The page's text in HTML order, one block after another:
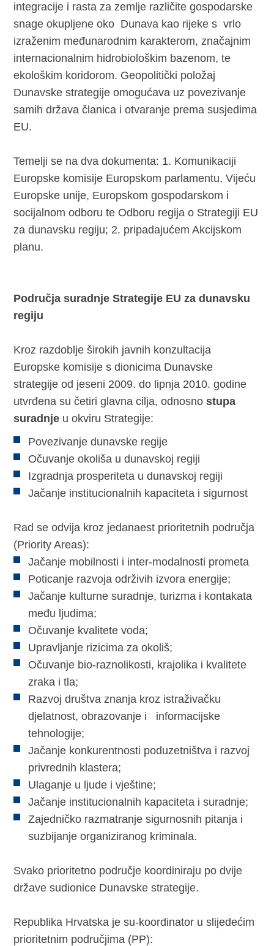
integracije i rasta za zemlje različite gospodarske
snage okupljene oko Dunava kao rijeke s vrlo
izraženim međunarodnim karakterom, značajnim
internacionalnim hidrobiološkim bazenom, te
ekološkim koridorom. Geopolitički položaj
Dunavske strategije omogućava uz povezivanje
samih država članica i otvaranje prema susjedima
EU.
Temelji se na dva dokumenta: 1. Komunikaciji
Europske komisije Europskom parlamentu, Vijeću
Europske unije, Europskom gospodarskom i
socijalnom odboru te Odboru regija o Strategiji EU
za dunavsku regiju; 2. pripadajućem Akcijskom
planu.
Područja suradnje Strategije EU za dunavsku
regiju
Kroz razdoblje širokih javnih konzultacija
Europske komisije s dionicima Dunavske
strategije od jeseni 2009. do lipnja 2010. godine
utvrđena su četiri glavna cilja, odnosnostupa
suradnje u okviru Strategije:
Povezivanje dunavske regije
Očuvanje okoliša u dunavskoj regiji
Izgradnja prosperiteta u dunavskoj regiji
Jačanje institucionalnih kapaciteta i sigurnost
Rad se odvija kroz jedanaest prioritetnih područja
(Priority Areas):
Jačanje mobilnosti i inter-modalnosti prometa
Poticanje razvoja održivih izvora energije;
Jačanje kulturne suradnje, turizma i kontakata
među ljudima;
Očuvanje kvalitete voda;
Upravljanje rizicima za okoliš;
Očuvanje bio-raznolikosti, krajolika i kvalitete
zraka i tla;
Razvoj društva znanja kroz istraživačku
djelatnost, obrazovanje i informacijske
tehnologije;
Jačanje konkurentnosti poduzetništva i razvoj
privrednih klastera;
Ulaganje u ljude i vještine;
Jačanje institucionalnih kapaciteta i suradnje;
Zajedničko razmatranje sigurnosnih pitanja i
suzbijanje organiziranog kriminala.
Svako prioritetno područje koordiniraju po dvije
države sudionice Dunavske strategije.
Republika Hrvatska je su-koordinator u slijedećim
prioritetnim područjima (PP):